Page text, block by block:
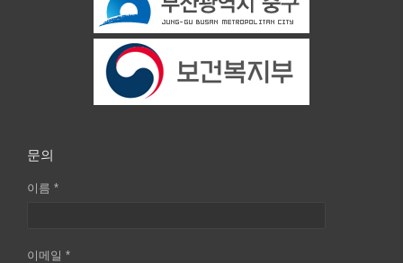
문의
이름 *
이메일 *